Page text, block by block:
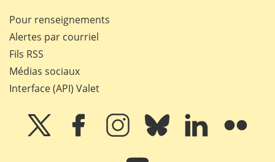
Pour renseignements
Alertes par courriel
Fils RSS
Médias sociaux
Interface (API) Valet